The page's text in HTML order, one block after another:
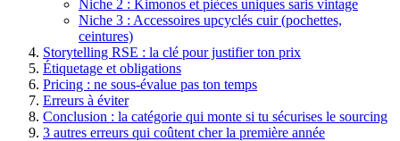
Niche 2 : Kimonos et pièces uniques saris vintage
Niche 3 : Accessoires upcyclés cuir (pochettes,
ceintures)
Storytelling RSE : la clé pour justifier ton prix
Étiquetage et obligations
Pricing : ne sous-évalue pas ton temps
Erreurs à éviter
Conclusion : la catégorie qui monte si tu sécurises le sourcing
3 autres erreurs qui coûtent cher la première année